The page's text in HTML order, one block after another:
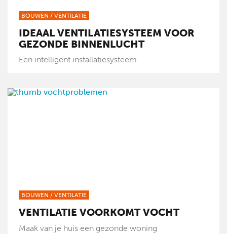
BOUWEN / VENTILATIE
IDEAAL VENTILATIESYSTEEM VOOR
GEZONDE BINNENLUCHT
Een intelligent installatiesysteem
BOUWEN / VENTILATIE
VENTILATIE VOORKOMT VOCHT
Maak van je huis een gezonde woning